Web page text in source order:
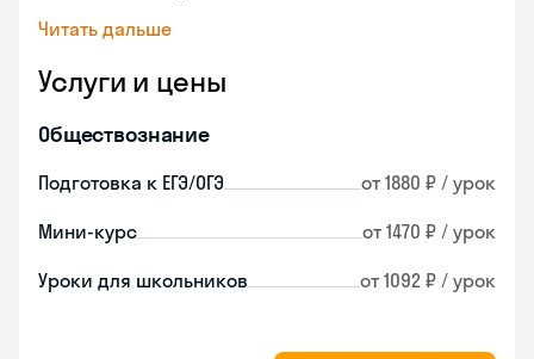
Читать дальше
Услуги и цены
Обществознание
Подготовка к ЕГЭ/ОГЭ от 1880 ₽ / урок
Мини-курс от 1470 ₽ / урок
Уроки для школьников от 1092 ₽ / урок